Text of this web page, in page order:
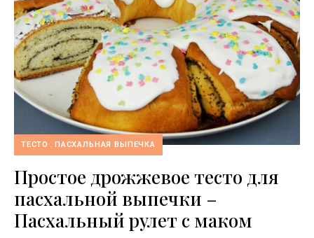
ТЕСТО ПАСХАЛЬНАЯ ВЫПЕЧКА
Простое дрожжевое тесто для
пасхальной выпечки –
Пасхальный рулет с маком